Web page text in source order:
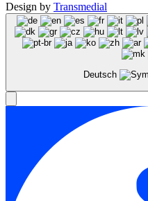
Design by Transmedial
Deutsch